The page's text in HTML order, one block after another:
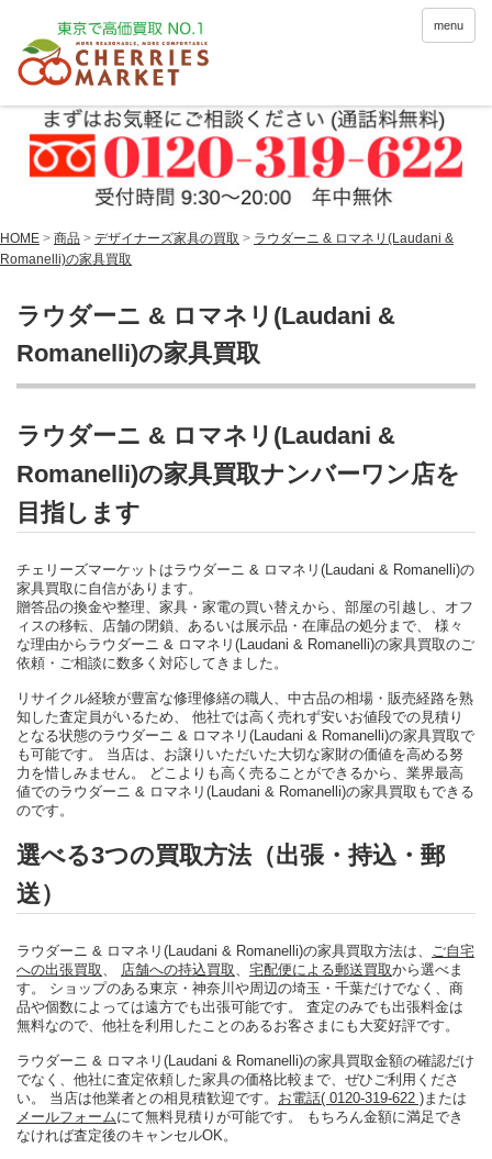
menu
HOME > 商品 > デザイナーズ家具の買取 > ラウダーニ & ロマネリ(Laudani &
Romanelli)の家具買取
ラウダーニ & ロマネリ(Laudani &
Romanelli)の家具買取
ラウダーニ & ロマネリ(Laudani &
Romanelli)の家具買取ナンバーワン店を
目指します
チェリーズマーケットはラウダーニ & ロマネリ(Laudani & Romanelli)の
家具買取に自信があります。
贈答品の換金や整理、家具・家電の買い替えから、部屋の引越し、オフ
ィスの移転、店舗の閉鎖、あるいは展示品・在庫品の処分まで、 様々
な理由からラウダーニ & ロマネリ(Laudani & Romanelli)の家具買取のご
依頼・ご相談に数多く対応してきました。
リサイクル経験が豊富な修理修繕の職人、中古品の相場・販売経路を熟
知した査定員がいるため、 他社では高く売れず安いお値段での見積り
となる状態のラウダーニ & ロマネリ(Laudani & Romanelli)の家具買取で
も可能です。 当店は、お譲りいただいた大切な家財の価値を高める努
力を惜しみません。 どこよりも高く売ることができるから、業界最高
値でのラウダーニ & ロマネリ(Laudani & Romanelli)の家具買取もできる
のです。
選べる3つの買取方法（出張・持込・郵
送）
ラウダーニ & ロマネリ(Laudani & Romanelli)の家具買取方法は、
ご自宅
への出張買取
店舗への持込買取 宅配便による郵送買取から選べま
す。 ショップのある東京・神奈川や周辺の埼玉・千葉だけでなく、商
品や個数によっては遠方でも出張可能です。 査定のみでも出張料金は
無料なので、他社を利用したことのあるお客さまにも大変好評です。
ラウダーニ & ロマネリ(Laudani & Romanelli)の家具買取金額の確認だけ
でなく、他社に査定依頼した家具の価格比較まで、ぜひご利用くださ
い。 当店は他業者との相見積歓迎です。 お電話( 0120-319-622 ) または
メールフォームにて無料見積りが可能です。 もちろん金額に満足でき
なければ査定後のキャンセルOK。